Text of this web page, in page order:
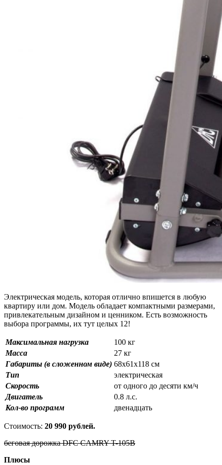
Электрическая модель, которая отлично впишется в любую
квартиру или дом. Модель обладает компактными размерами,
привлекательным дизайном и ценником. Есть возможность
выбора программы, их тут целых 12!
Максимальная нагрузка
100 кг
Масса
27 кг
Габариты (в сложенном виде) 68х61х118 см
Тип
электрическая
Скорость
от одного до десяти км/ч
Двигатель
0.8 л.с.
Кол-во программ
двенадцать
Стоимость: 20 990 рублей.
беговая дорожка DFC CAMRY T-105B
Плюсы